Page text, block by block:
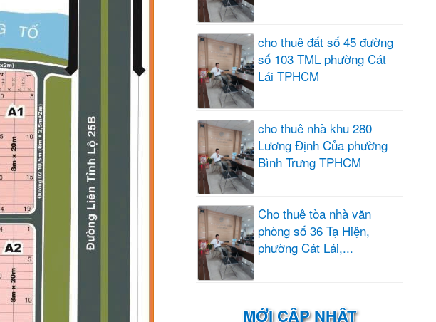
cho thuê đất số 45 đường
số 103 TML phường Cát
Lái TPHCM
cho thuê nhà khu 280
Lương Định Của phường
Bình Trưng TPHCM
Cho thuê tòa nhà văn
phòng số 36 Tạ Hiện,
phường Cát Lái,...
MỚI CẬP NHẬT